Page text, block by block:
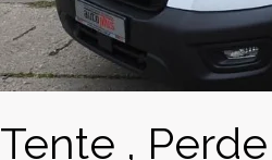
Tente ,